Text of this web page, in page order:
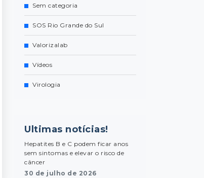
Sem categoria
SOS Rio Grande do Sul
Valorizalab
Vídeos
Virologia
Ultimas notícias!
Hepatites B e C podem ficar anos
sem sintomas e elevar o risco de
câncer
30 de julho de 2026